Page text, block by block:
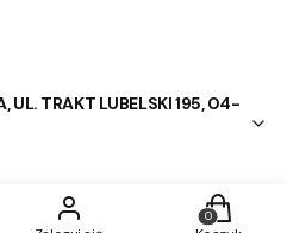
UL. TRAKT LUBELSKI 195, 04-
Shoper.pl
Produkty